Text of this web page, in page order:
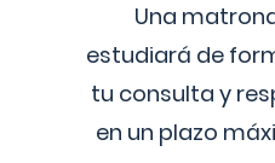
Una
estudiará de
tu consulta y
en un plazo